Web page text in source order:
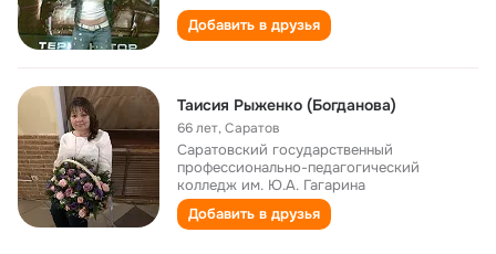
Добавить в друзья
Таисия Рыженко (Богданова)
66 лет,Саратов
Саратовский государственный
профессионально-педагогический
колледж им. Ю.А. Гагарина
Добавить в друзья